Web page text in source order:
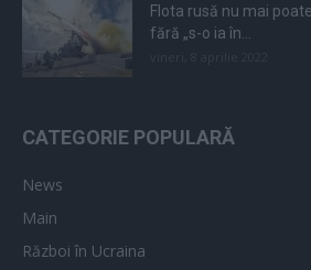
Flota rusă nu mai
fără „s-o ia în...
CATEGORIE POPULARĂ
News
Main
Război în Ucraina